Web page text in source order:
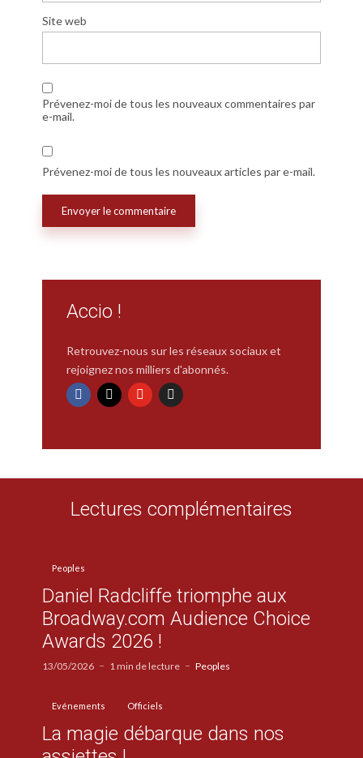
Site web
Prévenez-moi de tous les nouveaux commentaires par
e-mail.
Prévenez-moi de tous les nouveaux articles par e-mail.
Accio !
Retrouvez-nous sur les réseaux sociaux et
rejoignez nos milliers d'abonnés.
Lectures complémentaires
Peoples
Daniel Radcliffe triomphe aux
Broadway.com Audience Choice
Awards 2026 !
13/05/2026 1 min de lecture Peoples
Evénements Officiels
La magie débarque dans nos